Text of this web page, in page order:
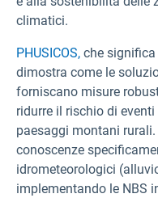
climatici.
PHUSICOS, che significa
dimostra come le
forniscano misure
ridurre il rischio di
paesaggi montani
conoscenze
idrometeorologici
implementando le NBS